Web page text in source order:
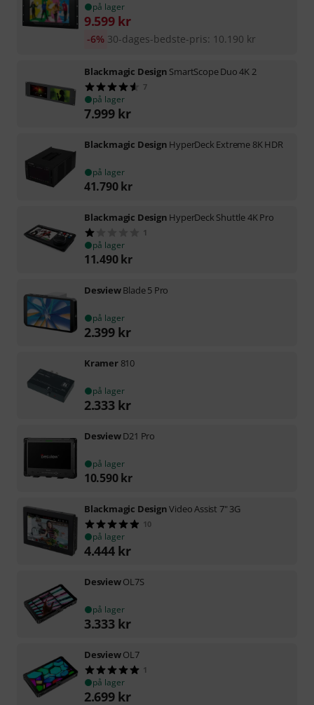
på lager
9.599 kr
30-dages-bedste-pris: 10.190 kr
-6%
Blackmagic Design SmartScope Duo 4K 2
7
på lager
7.999 kr
Blackmagic Design HyperDeck Extreme 8K HDR
på lager
41.790 kr
Blackmagic Design HyperDeck Shuttle 4K Pro
1
på lager
11.490 kr
DesviewBlade 5 Pro
på lager
2.399 kr
Kramer 810
på lager
2.333 kr
DesviewD21 Pro
på lager
10.590 kr
Blackmagic DesignVideo Assist 7" 3G
10
på lager
4.444 kr
DesviewOL7S
på lager
3.333 kr
DesviewOL7
1
på lager
2.699 kr